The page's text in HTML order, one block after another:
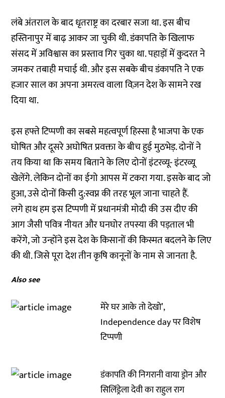
लंबे अंतराल के बाद धृतराष्ट्र का दरबार सजा था. इस बीच
हस्तिनापुर में बाढ़ आकर जा चुकी थी. डंकापति के खिलाफ
संसद में अविश्वास का प्रस्ताव गिर चुका था. पहाड़ों में कुदरत ने
जमकर तबाही मचाई थी. और इस सबके बीच डंकापति ने एक
हजार साल का अपना अमरत्व वाला विज़न देश के सामने रख
दिया था.
इस हफ्ते टिप्पणी का सबसे महत्वपूर्ण हिस्सा है भाजपा के एक
घोषित और दूसरे अघोषित प्रवक्ता के बीच हुई मुठभेड़. दोनों ने
तय किया था कि समय बिताने के लिए दोनों इंटरव्यू- इंटरव्यू
खेलेंगे. लेकिन दोनों का ईगो आपस में टकरा गया. इसके बाद जो
हुआ, उसे दोनों किसी दु:स्वप्न की तरह भूल जाना चाहते हैं.
लगे हाथ हम इस टिप्पणी में प्रधानमंत्री मोदी की उस दीए की
आग जैसी पवित्र नीयत और घनघोर तपस्या की पड़ताल भी
करेंगे, जो उन्होंने इस देश के किसानों की किस्मत बदलने के लिए
की थी. जिसे पूरा देश तीन कृषि कानूनों के नाम से जानता है.
Also see
मेरे घर आके तो देखो’,
Independence day पर विशेष
टिप्पणी
डंकापति की निगरानी वाया ड्रोन और
सिलिंड्रेला देवी का राहुल राग